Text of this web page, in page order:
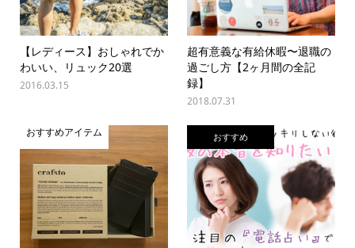
【レディース】おしゃれでか
わいい、リュック20選
2016.03.15
超有意義な有給休暇〜退職の
過ごし方【2ヶ月間の全記
録】
2018.07.31
おすすめアイテム おすすめ